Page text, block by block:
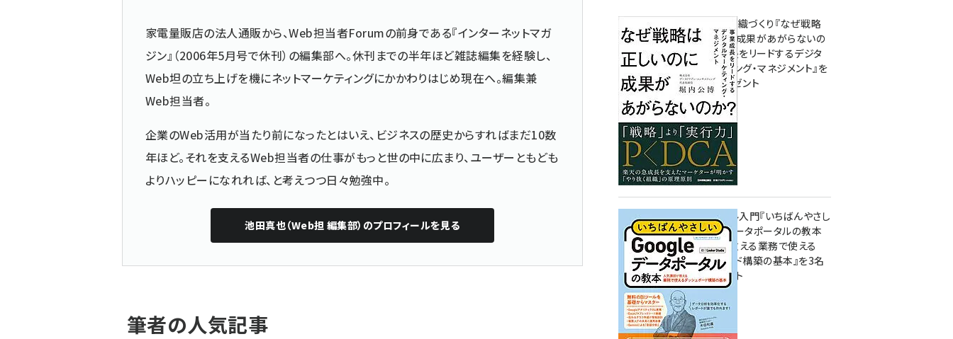
家電量販店の法人通販から、Web担当者Forumの前身である『インターネットマガ
ジン』（2006年5月号で休刊）の編集部へ。休刊までの半年ほど雑誌編集を経験し、
Web坦の立ち上げを機にネットマーケティングにかかわりはじめ現在へ。編集兼
Web担当者。
企業のWeb活用が当たり前になったとはいえ、ビジネスの歴史からすればまだ10数
年ほど。それを支えるWeb担当者の仕事がもっと世の中に広まり、ユーザーともども
よりハッピーになれれば、と考えつつ日々勉強中。
池田真也（Web担 編集部） のプロフィールを見る
筆者の人気記事
成果を生む組織づくり『なぜ戦略
は正しいのに成果があがらないの
か？ 事業成長をリードするデジタ
ルマーケティング・マネジメント』を
3名様にプレゼント
8月7日 10:00
無料BIツール入門『いちばんやさし
いGoogleデータポータルの教本
人気講師が教える業務で使える
ダッシュボード構築の基本』を3名
様にプレゼント
7月31日 10:00